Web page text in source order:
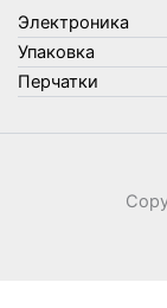
Электроника
Элементы
Электроника
Упаковка
Перчатки